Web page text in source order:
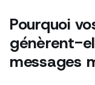
Pourquoi
génèrent-
messages